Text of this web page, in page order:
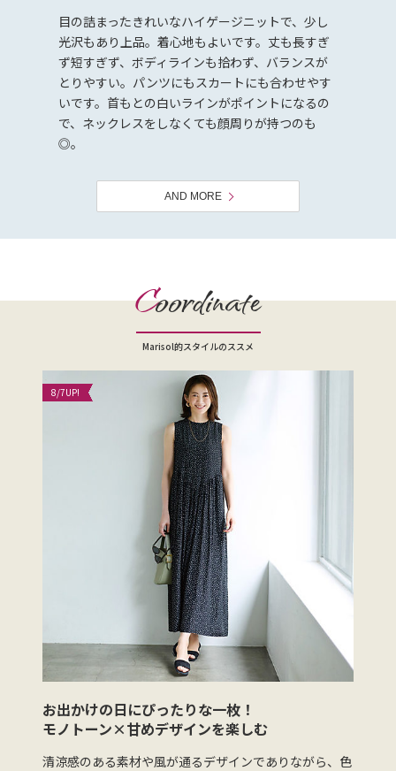
目の詰まったきれいなハイゲージニットで、少し
光沢もあり上品。着心地もよいです。丈も長すぎ
ず短すぎず、ボディラインも拾わず、バランスが
とりやすい。パンツにもスカートにも合わせやす
いです。首もとの白いラインがポイントになるの
で、ネックレスをしなくても顔周りが持つのも
◎。
AND MORE
Coordinate
Marisol的スタイルのススメ
8/7UP!
お出かけの日にぴったりな一枚！
モノトーン×甘めデザインを楽しむ
清涼感のある素材や風が通るデザインでありながら、色